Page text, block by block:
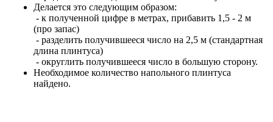
Делается это следующим образом:
- к полученной цифре в метрах, прибавить 1,5 - 2 м
(про запас)
- разделить получившееся число на 2,5 м (стандартная
длина плинтуса)
- округлить получившееся число в большую сторону.
Необходимое количество напольного плинтуса
найдено.